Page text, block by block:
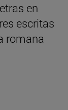
en
escritas
romana